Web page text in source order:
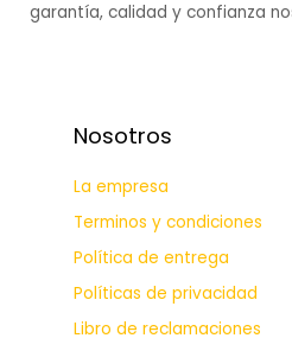
garantía, calidad y confianza
Nosotros
La empresa
Terminos y condiciones
Política de entrega
Políticas de privacidad
Libro de reclamaciones